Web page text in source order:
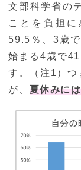
文部科学省の
ことを負担
59.5％、3歳
始まる4歳で
す。（注1）つ
が、 夏休みに